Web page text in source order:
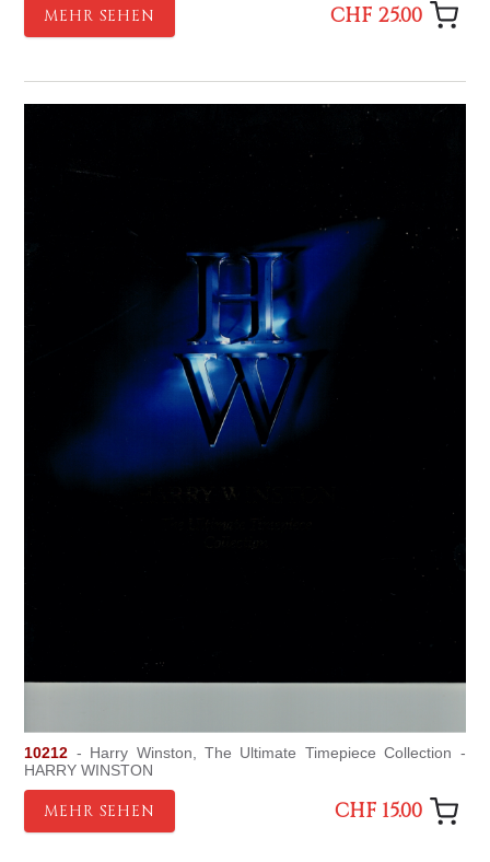
MEHR SEHEN CHF 25.00
10212 - Harry Winston, The Ultimate Timepiece Collection -
HARRY WINSTON
MEHR SEHEN CHF 15.00